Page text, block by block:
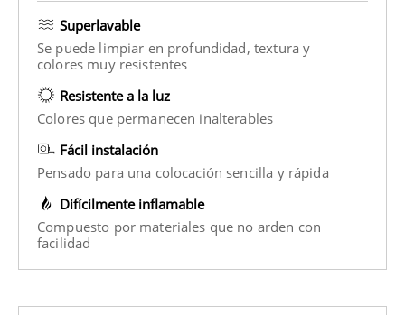
Superlavable
Se puede limpiar en profundidad, textura y
colores muy resistentes
Resistente a la luz
Colores que permanecen inalterables
Fácil instalación
Pensado para una colocación sencilla y rápida
Difícilmente inflamable
Compuesto por materiales que no arden con
facilidad